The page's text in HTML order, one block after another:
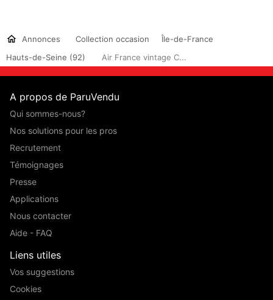
Annonces Collection occasion
Île-de-France
Hauts-de-Seine (92)
Air France vintage C...
A propos de ParuVendu
Qui sommes-nous?
Nos solutions pour les pros
Recrutement
Témoignages
Presse
Applications
Nous contacter
Aide - FAQ
Liens utiles
Vos suggestions
Cookies